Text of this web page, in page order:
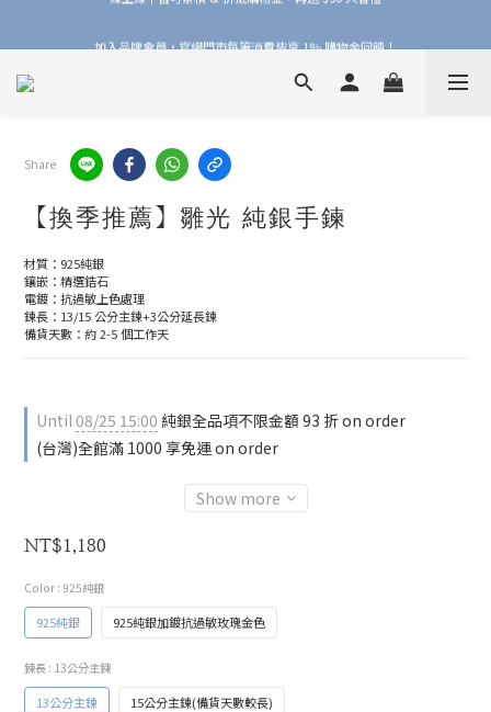
線上線下皆可累積 & 折抵購物金，再送 $50 入會禮
Share
【換季推薦】雛光 純銀手鍊
材質：925純銀
鑲嵌：精選鋯石
電鍍：抗過敏上色處理
鍊長：13/15 公分主鍊+3公分延長鍊
備貨天數：約 2-5 個工作天
Until08/25 15:00 純銀全品項不限金額 93 折 on order
(台灣)全館滿 1000 享免運 on order
Show more
NT$1,180
Color : 925純銀
925純銀 925純銀加鍍抗過敏玫瑰金色
鍊長 : 13公分主鍊
13公分主鍊 15公分主鍊(備貨天數較長)